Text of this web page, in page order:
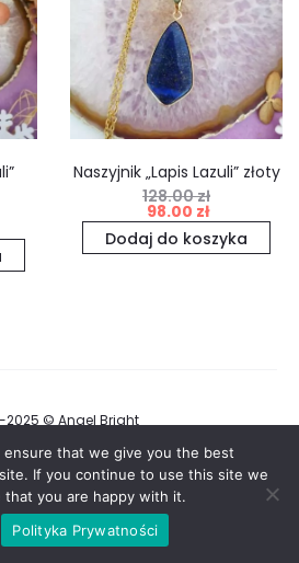
Naszyjnik „Lapis Lazuli” złoty
128.00zł
Pierwotna
cena
98.00 zł
Aktualna
cena
Dodaj do koszyka
2025 © Angel Bright
i Polityka Prywatności
F
a
c
s
ensure that we give you the best
If you continue to use this site we
that you are happy with it.
Polityka Prywatności